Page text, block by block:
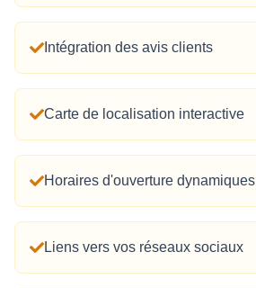
Intégration des avis clients
Carte de localisation interactive
Horaires d'ouverture dynamiques
Liens vers vos réseaux sociaux